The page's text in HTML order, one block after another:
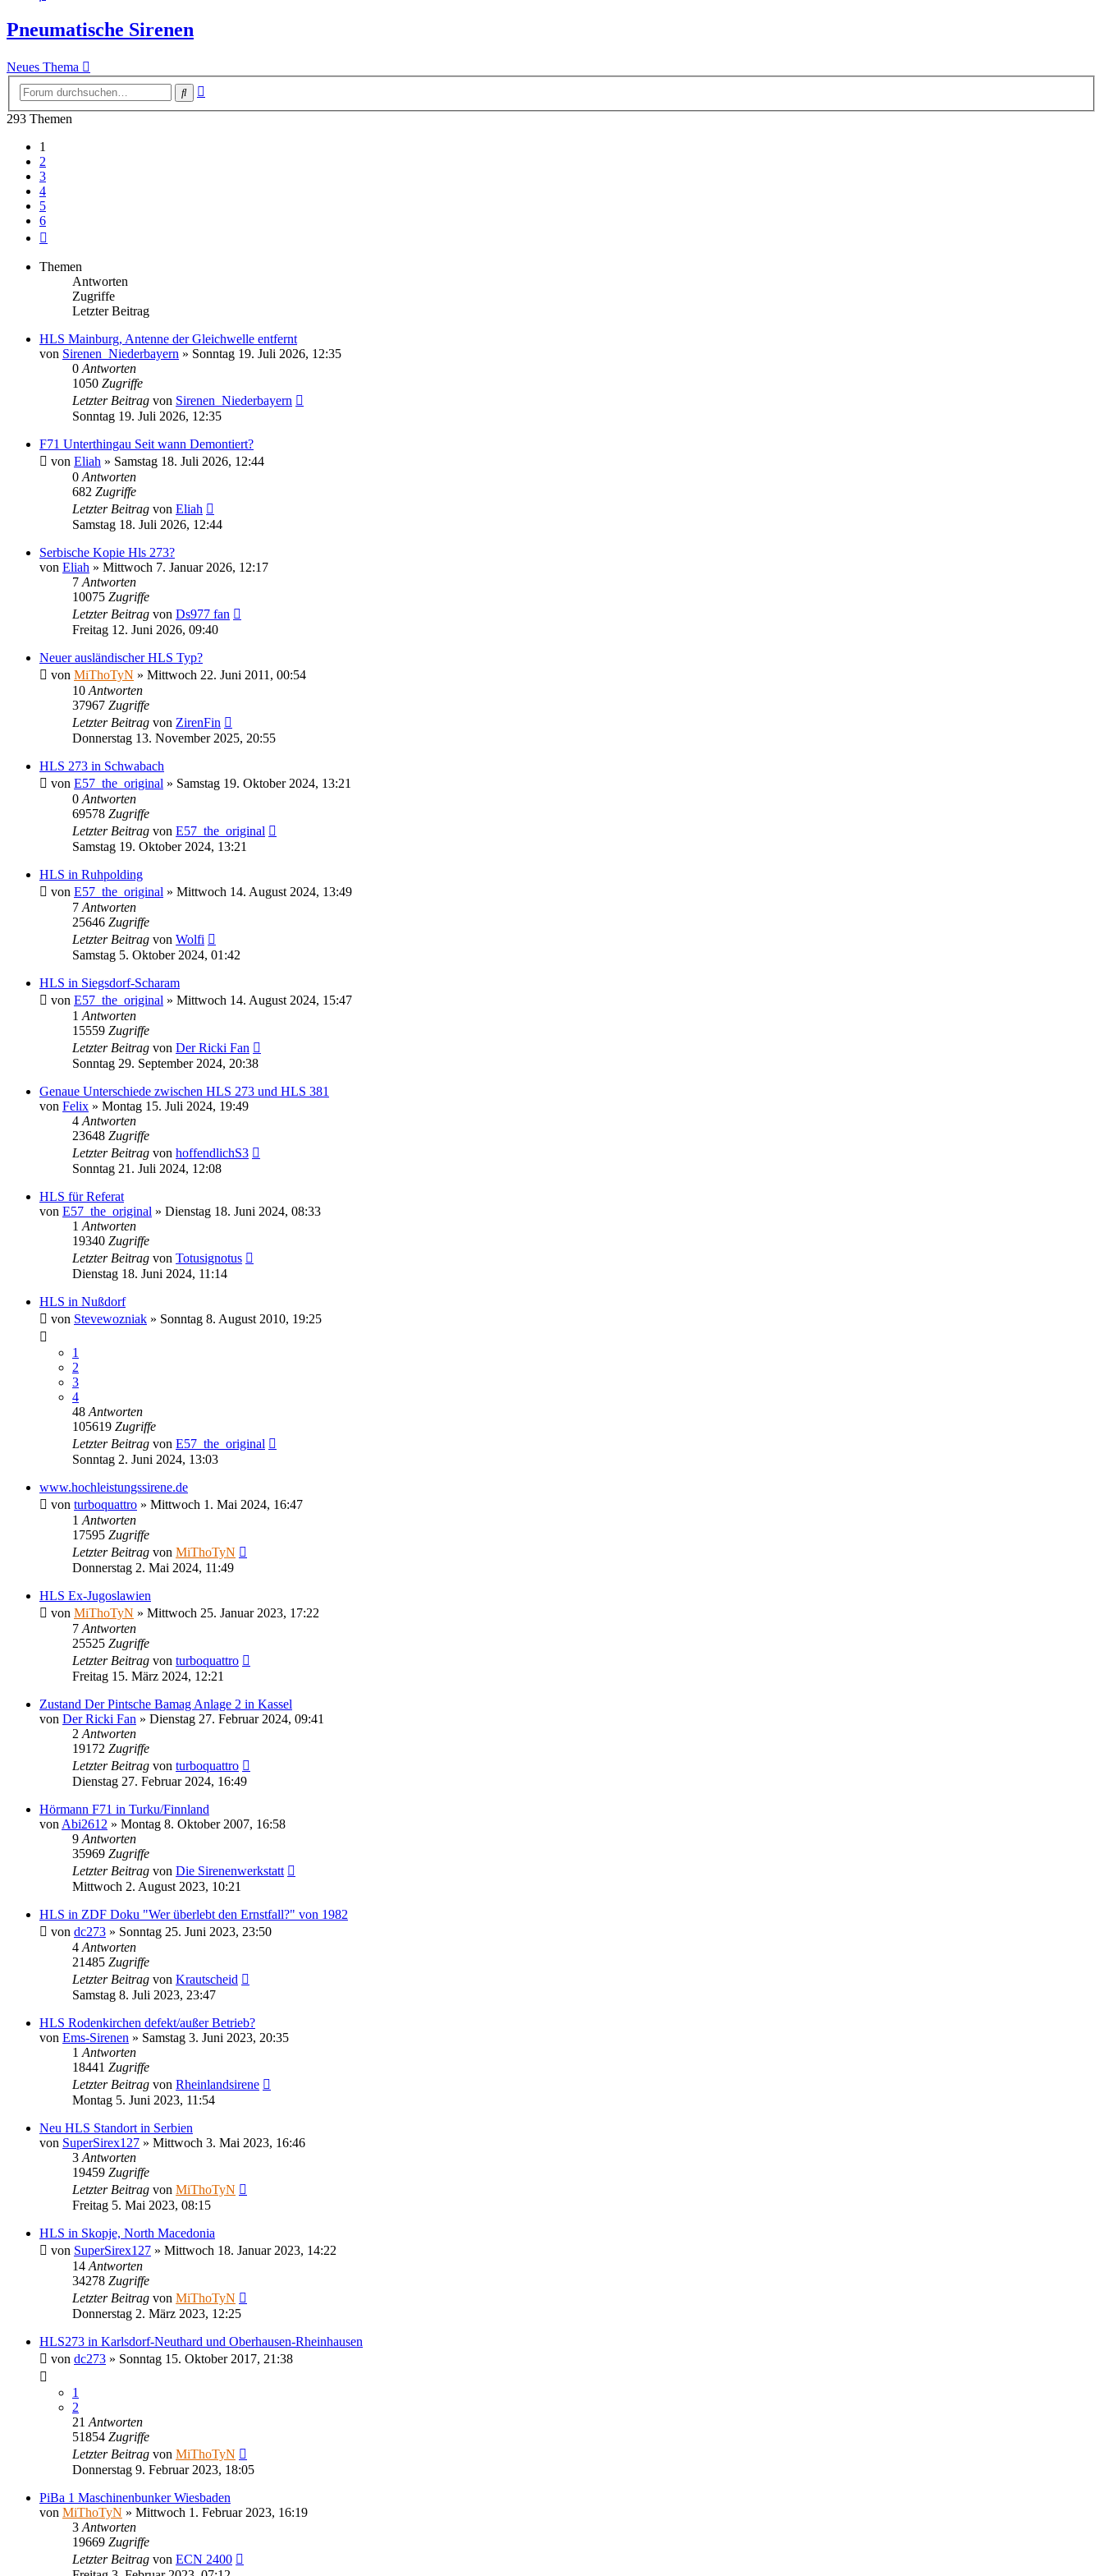
Pneumatische Sirenen
Neues Thema
Suche
293 Themen
1
2
3
4
5
6
Themen
Antworten
Zugriffe
Letzter Beitrag
HLS Mainburg, Antenne der Gleichwelle entfernt
von Sirenen_Niederbayern » Sonntag 19. Juli 2026, 12:35
0 Antworten
1050 Zugriffe
Letzter Beitrag von Sirenen_Niederbayern
Sonntag 19. Juli 2026, 12:35
F71 Unterthingau Seit wann Demontiert?
von Eliah » Samstag 18. Juli 2026, 12:44
0 Antworten
682 Zugriffe
Letzter Beitrag von Eliah
Samstag 18. Juli 2026, 12:44
Serbische Kopie Hls 273?
von Eliah » Mittwoch 7. Januar 2026, 12:17
7 Antworten
10075 Zugriffe
Letzter Beitrag von Ds977 fan
Freitag 12. Juni 2026, 09:40
Neuer ausländischer HLS Typ?
von MiThoTyN » Mittwoch 22. Juni 2011, 00:54
10 Antworten
37967 Zugriffe
Letzter Beitrag von ZirenFin
Donnerstag 13. November 2025, 20:55
HLS 273 in Schwabach
von E57_the_original » Samstag 19. Oktober 2024, 13:21
0 Antworten
69578 Zugriffe
Letzter Beitrag von E57_the_original
Samstag 19. Oktober 2024, 13:21
HLS in Ruhpolding
von E57_the_original » Mittwoch 14. August 2024, 13:49
7 Antworten
25646 Zugriffe
Letzter Beitrag von Wolfi
Samstag 5. Oktober 2024, 01:42
HLS in Siegsdorf-Scharam
von E57_the_original » Mittwoch 14. August 2024, 15:47
1 Antworten
15559 Zugriffe
Letzter Beitrag von Der Ricki Fan
Sonntag 29. September 2024, 20:38
Genaue Unterschiede zwischen HLS 273 und HLS 381
von Felix » Montag 15. Juli 2024, 19:49
4 Antworten
23648 Zugriffe
Letzter Beitrag von hoffendlichS3
Sonntag 21. Juli 2024, 12:08
HLS für Referat
von E57_the_original » Dienstag 18. Juni 2024, 08:33
1 Antworten
19340 Zugriffe
Letzter Beitrag von Totusignotus
Dienstag 18. Juni 2024, 11:14
HLS in Nußdorf
von Stevewozniak » Sonntag 8. August 2010, 19:25
1
2
3
4
48 Antworten
105619 Zugriffe
Letzter Beitrag von E57_the_original
Sonntag 2. Juni 2024, 13:03
www.hochleistungssirene.de
von turboquattro » Mittwoch 1. Mai 2024, 16:47
1 Antworten
17595 Zugriffe
Letzter Beitrag von MiThoTyN
Donnerstag 2. Mai 2024, 11:49
HLS Ex-Jugoslawien
von MiThoTyN » Mittwoch 25. Januar 2023, 17:22
7 Antworten
25525 Zugriffe
Letzter Beitrag von turboquattro
Freitag 15. März 2024, 12:21
Zustand Der Pintsche Bamag Anlage 2 in Kassel
von Der Ricki Fan » Dienstag 27. Februar 2024, 09:41
2 Antworten
19172 Zugriffe
Letzter Beitrag von turboquattro
Dienstag 27. Februar 2024, 16:49
Hörmann F71 in Turku/Finnland
von Abi2612 » Montag 8. Oktober 2007, 16:58
9 Antworten
35969 Zugriffe
Letzter Beitrag von Die Sirenenwerkstatt
Mittwoch 2. August 2023, 10:21
HLS in ZDF Doku "Wer überlebt den Ernstfall?" von 1982
von dc273 » Sonntag 25. Juni 2023, 23:50
4 Antworten
21485 Zugriffe
Letzter Beitrag von Krautscheid
Samstag 8. Juli 2023, 23:47
HLS Rodenkirchen defekt/außer Betrieb?
von Ems-Sirenen » Samstag 3. Juni 2023, 20:35
1 Antworten
18441 Zugriffe
Letzter Beitrag von Rheinlandsirene
Montag 5. Juni 2023, 11:54
Neu HLS Standort in Serbien
von SuperSirex127 » Mittwoch 3. Mai 2023, 16:46
3 Antworten
19459 Zugriffe
Letzter Beitrag von MiThoTyN
Freitag 5. Mai 2023, 08:15
HLS in Skopje, North Macedonia
von SuperSirex127 » Mittwoch 18. Januar 2023, 14:22
14 Antworten
34278 Zugriffe
Letzter Beitrag von MiThoTyN
Donnerstag 2. März 2023, 12:25
HLS273 in Karlsdorf-Neuthard und Oberhausen-Rheinhausen
von dc273 » Sonntag 15. Oktober 2017, 21:38
1
2
21 Antworten
51854 Zugriffe
Letzter Beitrag von MiThoTyN
Donnerstag 9. Februar 2023, 18:05
PiBa 1 Maschinenbunker Wiesbaden
von MiThoTyN » Mittwoch 1. Februar 2023, 16:19
3 Antworten
19669 Zugriffe
Letzter Beitrag von ECN 2400